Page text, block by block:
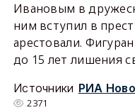
Ивановым в
ним вступил в
арестовали.
до 15 лет лишения
Источники РИА
2371